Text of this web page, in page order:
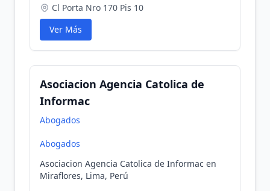
Cl Porta Nro 170 Pis 10
Ver Más
Asociacion Agencia Catolica de
Informac
Abogados
Abogados
Asociacion Agencia Catolica de Informac en
Miraflores, Lima, Perú